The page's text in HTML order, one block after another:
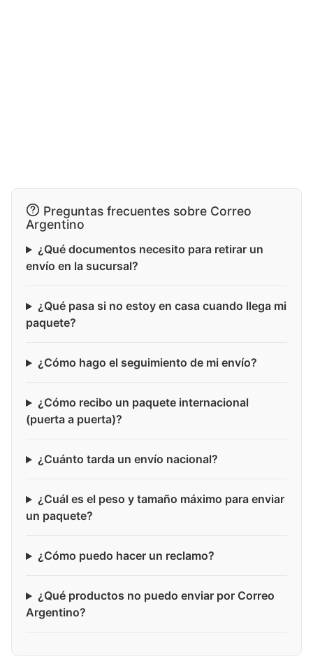
Preguntas frecuentes sobre Correo
Argentino
¿Qué documentos necesito para retirar un
envío en la sucursal?
¿Qué pasa si no estoy en casa cuando llega mi
paquete?
¿Cómo hago el seguimiento de mi envío?
¿Cómo recibo un paquete internacional
(puerta a puerta)?
¿Cuánto tarda un envío nacional?
¿Cuál es el peso y tamaño máximo para enviar
un paquete?
¿Cómo puedo hacer un reclamo?
¿Qué productos no puedo enviar por Correo
Argentino?